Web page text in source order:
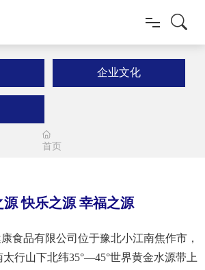
企业文化
首页
快乐之源 幸福之源
品有限公司位于豫北小江南焦作市，
行山下北纬35°—45°世界黄金水源带上